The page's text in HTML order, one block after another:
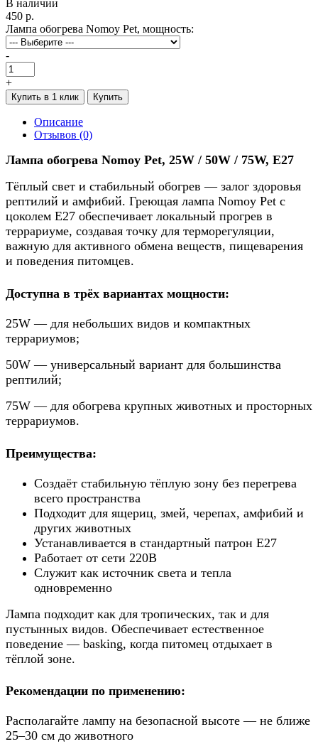
В наличии
450 р.
Лампа обогрева Nomoy Pet, мощность:
-
+
Купить в 1 клик Купить
Описание
Отзывов (0)
Лампа обогрева Nomoy Pet, 25W / 50W / 75W, E27
Тёплый свет и стабильный обогрев — залог здоровья
рептилий и амфибий. Греющая лампа Nomoy Pet с
цоколем E27 обеспечивает локальный прогрев в
террариуме, создавая точку для терморегуляции,
важную для активного обмена веществ, пищеварения
и поведения питомцев.
Доступна в трёх вариантах мощности:
25W — для небольших видов и компактных
террариумов;
50W — универсальный вариант для большинства
рептилий;
75W — для обогрева крупных животных и просторных
террариумов.
Преимущества:
Создаёт стабильную тёплую зону без перегрева
всего пространства
Подходит для ящериц, змей, черепах, амфибий и
других животных
Устанавливается в стандартный патрон Е27
Работает от сети 220В
Служит как источник света и тепла
одновременно
Лампа подходит как для тропических, так и для
пустынных видов. Обеспечивает естественное
поведение — basking, когда питомец отдыхает в
тёплой зоне.
Рекомендации по применению:
Располагайте лампу на безопасной высоте — не ближе
25–30 см до животного